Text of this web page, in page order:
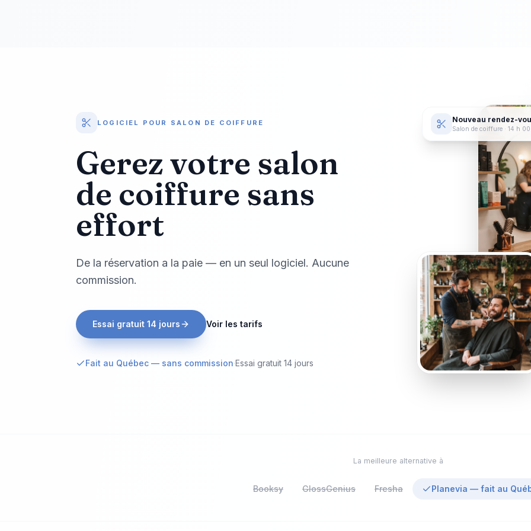
LOGICIEL POUR SALON DE COIFFURE
Gerez votre salon
de coiffure sans
effort
De la réservation a la paie — en un seul logiciel. Aucune
commission.
Essai gratuit 14 jours Voir les tarifs
Fait au Québec — sans commission·Essai gratuit 14 jours
Nouveau rendez-
Salon de coiffure · 14 h 00
La meilleure alternative à
Booksy GlossGenius Fresha Planevia — fait au